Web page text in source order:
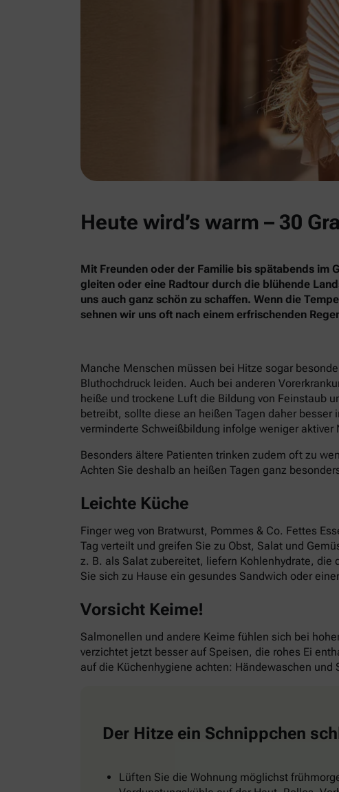
Heute wird’s warm – 30
Mit Freunden oder der Familie bis spätabends im
gleiten oder eine Radtour durch die blühende
uns auch ganz schön zu schaffen. Wenn die
sehnen wir uns oft nach einem erfrischenden
Manche Menschen müssen bei Hitze sogar
Bluthochdruck leiden. Auch bei anderen
heiße und trockene Luft die Bildung von Feinstaub
betreibt, sollte diese an heißen Tagen daher
verminderte Schweißbildung infolge weniger aktiver
Besonders ältere Patienten trinken zudem oft zu
Achten Sie deshalb an heißen Tagen ganz
Leichte Küche
Finger weg von Bratwurst, Pommes & Co. Fettes
Tag verteilt und greifen Sie zu Obst, Salat und
z. B. als Salat zubereitet, liefern Kohlenhydrate, die
Sie sich zu Hause ein gesundes Sandwich oder
Vorsicht Keime!
Salmonellen und andere Keime fühlen sich bei
verzichtet jetzt besser auf Speisen, die rohes Ei
auf die Küchenhygiene achten: Händewaschen
Der Hitze ein Schnippchen
Lüften Sie die Wohnung möglichst